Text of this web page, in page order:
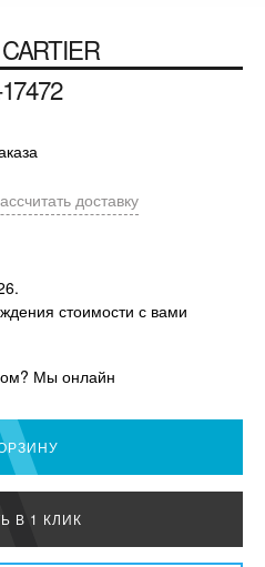
CARTIER
доставку
стоимости с вами
Мы онлайн
В 1 КЛИК